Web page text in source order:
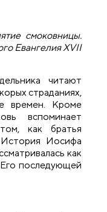
смоковницы.
Евангелия XVII
читают
страданиях,
времен. Кроме
вспоминает
как братья
Иосифа
как
последующей